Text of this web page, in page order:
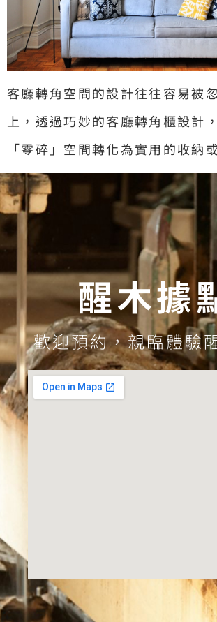
客廳轉角空間的設計往往容易被
上，透過巧妙的客廳轉角櫃設計
「零碎」空間轉化為實用的收
醒木據
歡迎預約，親臨體驗